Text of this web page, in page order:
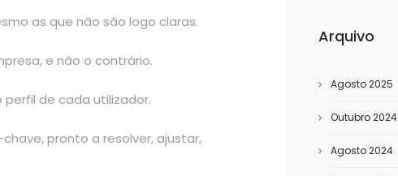
as que não são logo claras.
e não o contrário.
de cada utilizador.
pronto a resolver, ajustar,
Arquivo
Agosto 2025
Outubro 2024
Agosto 2024